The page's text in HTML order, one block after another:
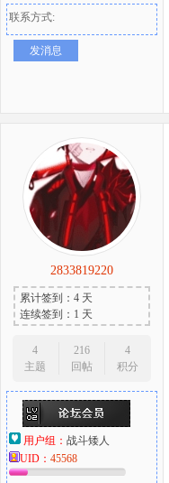
联系方式:
发消息
2833819220
累计签到：4 天
连续签到：1 天
4
主题
216
回帖
4
积分
用户组： 战斗矮人
UID： 45568